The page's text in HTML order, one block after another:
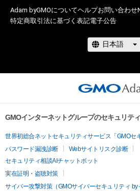
（Salon d'Automne サロン・ドートンヌ）
120年の歴史を誇るフランス屈指の難関
絵を飾れば心にゆとりをもつ事が出来
日々の生活も豊かなものになると信じて
自分の作る作品が広く行き渡り
誰かの支えになればと思って描いてます
１つでも多く傑作が描けるよう日々頑張
Adam byGMOについてヘルプお問い合わせ
特定商取引法に基づく表記電子公告
GMOインターネットグループのセキュリテ
世界初総合ネットセキュリティサービス「GMOセ
パスワード漏洩診断
Webサイトリスク診断
セキュリティ相談AIチャットボット
実在証明・盗聴対策
サイバー攻撃対策（GMOサイバーセキュリティ by